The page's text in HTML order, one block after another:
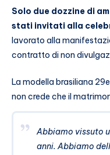
Solo due dozzine di
stati invitati alla
lavorato alla
contratto di non
La modella brasiliana
non crede che il
Abbiamo vissuto
anni. Abbiamo